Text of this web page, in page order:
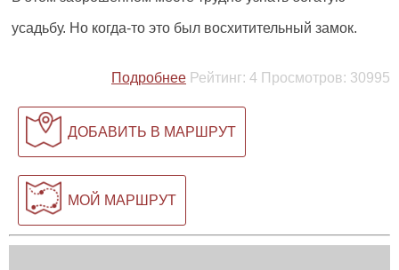
усадьбу. Но когда-то это был восхитительный замок.
Подробнее Рейтинг: 4 Просмотров: 30995
ДОБАВИТЬ В МАРШРУТ
МОЙ МАРШРУТ